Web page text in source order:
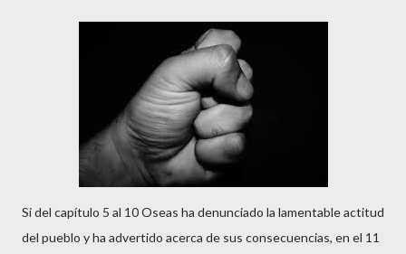
Si del capítulo 5 al 10 Oseas ha denunciado la lamentable actitud
del pueblo y ha advertido acerca de sus consecuencias, en el 11